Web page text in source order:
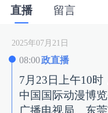
直播 留言
2025年07月21日
08:00政直播
7月23日上午10
中国国际动漫博
广播电视局、东